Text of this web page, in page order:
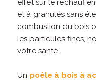
effet sur le
et à granulés sans
combustion du bois
les particules fines,
votre santé.
Un poêle à bois à